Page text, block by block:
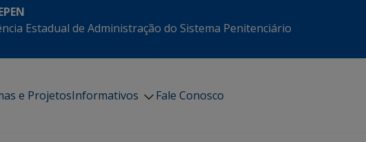
Estadual de Administração do Sistema Penitenciário
e ProjetosInformativos
Fale Conosco